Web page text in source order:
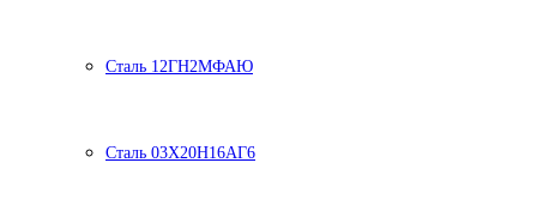
Сталь 12ГН2МФАЮ
Сталь 03Х20Н16АГ6